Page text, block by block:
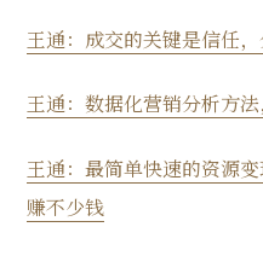
王通：成交的关键是信任
王通：数据化营销分析方
王通：最简单快速的资源
赚不少钱